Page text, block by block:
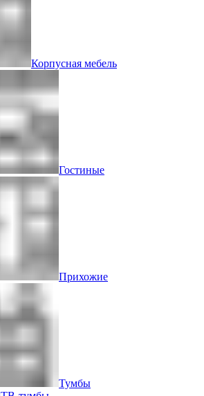
Корпусная мебель
Гостиные
Прихожие
Тумбы